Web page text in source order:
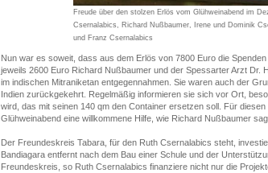
Freude über den stolzen Erlös vom Glühweinabend im
Csernalabics, Richard Nußbaumer, Irene und Dominik
und Franz Csernalabics
Nun war es soweit, dass aus dem Erlös von 7800 Euro die
jeweils 2600 Euro Richard Nußbaumer und der Spessarter Arzt Dr.
im indischen Mitraniketan entgegennahmen. Sie waren auch der
Indien zurückgekehrt. Regelmäßig informieren sie sich vor Ort,
wird, das mit seinen 140 qm den Container ersetzen soll. Für
Glühweinabend eine willkommene Hilfe, wie Richard Nußbaumer
Der Freundeskreis Tabara, für den Ruth Csernalabics steht,
Bandiagara entfernt nach dem Bau einer Schule und der
Freundeskreis, so Ruth Csernalabics finanziere nicht nur die